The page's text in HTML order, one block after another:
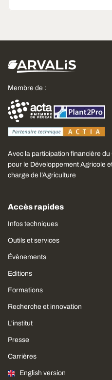
Membre de :
Avec la participation financière du
pour le Développement Agricole
charge de l’Agriculture
Accès rapides
Infos techniques
Outils et services
Évènements
Editions
Formations
Recherche et innovation
L'institut
Presse
Carrières
English version